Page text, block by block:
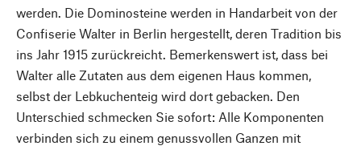
werden. Die Dominosteine werden in Handarbeit von der
Confiserie Walter in Berlin hergestellt, deren Tradition bis
ins Jahr 1915 zurückreicht. Bemerkenswert ist, dass bei
Walter alle Zutaten aus dem eigenen Haus kommen,
selbst der Lebkuchenteig wird dort gebacken. Den
Unterschied schmecken Sie sofort: Alle Komponenten
verbinden sich zu einem genussvollen Ganzen mit